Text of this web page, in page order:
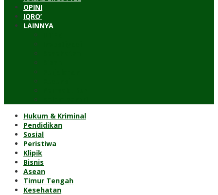
OPINI
IQRO’
LAINNYA
Hukum & Kriminal
Pendidikan
Sosial
Peristiwa
Klipik
Bisnis
Asean
Timur Tengah
Kesehatan